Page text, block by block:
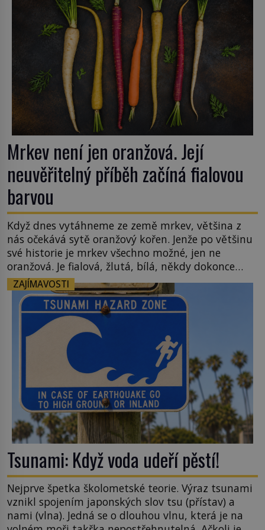
Mrkev není jen oranžová. Její
neuvěřitelný příběh začíná fialovou
barvou
Když dnes vytáhneme ze země mrkev, většina z
nás očekává sytě oranžový kořen. Jenže po většinu
své historie je mrkev všechno možné, jen ne
oranžová. Je fialová, žlutá, bílá, někdy dokonce
téměř černá. Až díky stovkám let pečlivého
šlechtění se z ní stává zelenina, bez které si českou
zahradu ani nedokážeme představit. Její příběh je
ZAJÍMAVOSTI
Tsunami: Když voda udeří pěstí!
Nejprve špetka školometské teorie. Výraz tsunami
vznikl spojením japonských slov tsu (přístav) a
nami (vlna). Jedná se o dlouhou vlnu, která je na